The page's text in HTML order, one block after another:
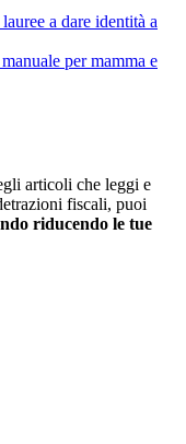
a dare identità a
per mamma e
articoli che leggi e
fiscali, puoi
riducendo le tue